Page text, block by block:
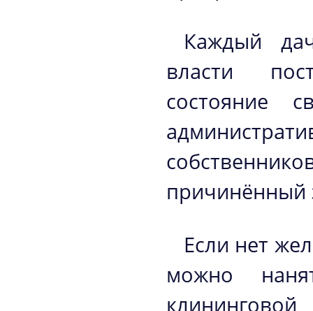
Каждый
власти
состояние
причинённый
Если нет
можно